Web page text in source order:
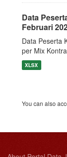
Data
Februari
Data Peserta
per Mix
XLSX
You can also